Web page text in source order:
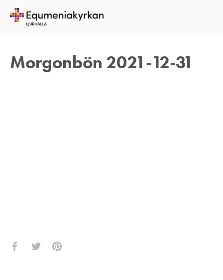
Morgonbön 2021-12-31
31 DECEMBER 2021